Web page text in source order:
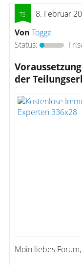
8. Februar
Von Togge
Status:
der
Moin liebes Forum,